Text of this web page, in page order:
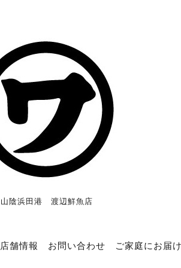
山陰浜田港 渡辺鮮魚店
店舗情報 お問い合わせ ご家庭にお届け